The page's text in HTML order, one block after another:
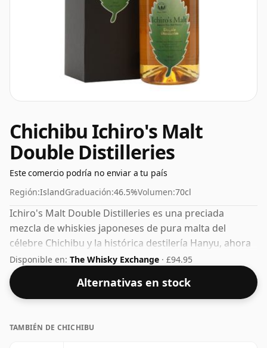
Chichibu Ichiro's Malt
Double Distilleries
Este comercio podría no enviar a tu país
Región:IslandGraduación:46.5%Volumen:70cl
Ichiro's Malt Double Distilleries es una preciada
mezcla de whiskies japoneses de pura malta del
célebre Chichibu y la histórica destilería Hanyu, ahora
cerrada. Los aromas de almendras, macadamia y
delicado jazmín introducen un whisky rico y complejo.
En el paladar, los atributos frutales de Hanyu se
combinan con la riqueza de Chichibu, culminando en
madera.
Disponible en: The Whisky Exchange · £94.95
Alternativas en stock
TAMBIÉN DE CHICHIBU